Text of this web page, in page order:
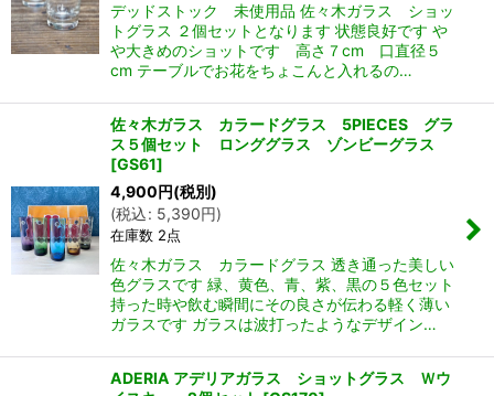
デッドストック 未使用品 佐々木ガラス ショッ
トグラス ２個セットとなります 状態良好です や
や大きめのショットです 高さ７cm 口直径５
cm テーブルでお花をちょこんと入れるの…
佐々木ガラス カラードグラス 5PIECES グラ
ス５個セット ロンググラス ゾンビーグラス
[GS61]
4,900円(税別)
(税込: 5,390円)
在庫数 2点
佐々木ガラス カラードグラス 透き通った美しい
色グラスです 緑、黄色、青、紫、黒の５色セット
持った時や飲む瞬間にその良さが伝わる軽く薄い
ガラスです ガラスは波打ったようなデザイン…
ADERIA アデリアガラス ショットグラス Ｗウ